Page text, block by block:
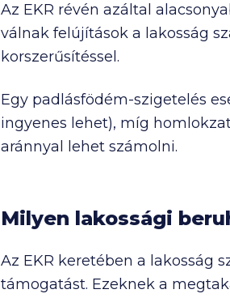
Az EKR révén azáltal
válnak felújítások a lakosság
korszerűsítéssel.
Egy padlásfödém-szigetelés
ingyenes lehet), míg
aránnyal lehet számolni.
Milyen lakossági
Az EKR keretében a lakosság
támogatást. Ezeknek a